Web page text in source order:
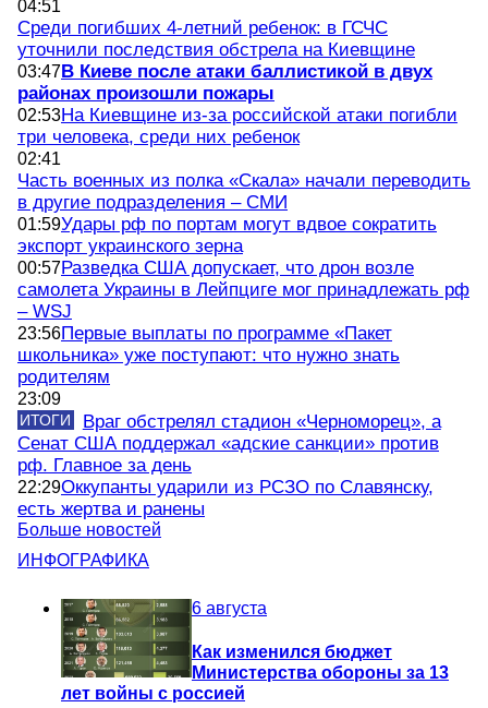
04:51
Среди погибших 4-летний ребенок: в ГСЧС
уточнили последствия обстрела на Киевщине
03:47В Киеве после атаки баллистикой в двух
районах произошли пожары
02:53На Киевщине из-за российской атаки погибли
три человека, среди них ребенок
02:41
Часть военных из полка «Скала» начали переводить
в другие подразделения – СМИ
01:59Удары рф по портам могут вдвое сократить
экспорт украинского зерна
00:57Разведка США допускает, что дрон возле
самолета Украины в Лейпциге мог принадлежать рф
– WSJ
23:56Первые выплаты по программе «Пакет
школьника» уже поступают: что нужно знать
родителям
23:09
ИТОГИ
Враг обстрелял стадион «Черноморец», а
Сенат США поддержал «адские санкции» против
рф. Главное за день
22:29Оккупанты ударили из РСЗО по Славянску,
есть жертва и ранены
Больше новостей
ИНФОГРАФИКА
6 августа
Как изменился бюджет
Министерства обороны за 13
лет войны с россией